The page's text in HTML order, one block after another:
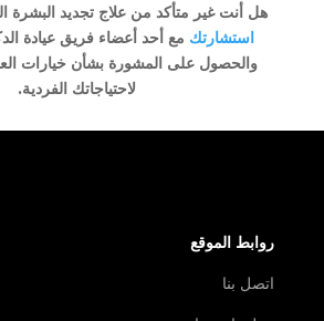
هل أنت غير متأكد من علاج تجديد البشرة
استشارتك مع أحد أعضاء فريق عيادة
والحصول على المشورة بشأن خيارات
لاحتياجاتك الفردية.
روابط الموقع
اتصل بنا